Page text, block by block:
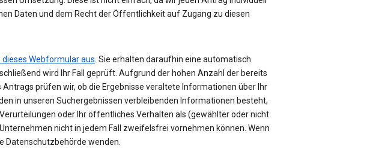
Daten und dem Recht der Öffentlichkeit auf Zugang zu diesen
Webformular aus . Sie erhalten daraufhin eine automatisch
wird Ihr Fall geprüft. Aufgrund der hohen Anzahl der bereits
prüfen wir, ob die Ergebnisse veraltete Informationen über Ihr
in unseren Suchergebnissen verbleibenden Informationen besteht,
oder Ihr öffentliches Verhalten als (gewählter oder nicht
nicht in jedem Fall zweifelsfrei vornehmen können. Wenn
Datenschutzbehörde wenden.